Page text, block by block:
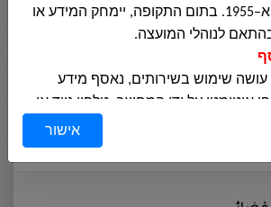
הארכיונים, התשנ״א–1955. בתום התקופה, יימחק המידע או
בהתאם לנוהלי המועצה.
שימוש בשירותים, נאסף מידע
אוטומטי על ידי המחשב, טלפון נייד או
בו אתה משתמש לצורך גישהאישור